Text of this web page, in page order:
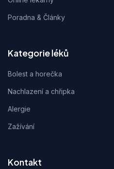
Poradna & Články
Kategorie léků
Bolest a horečka
Nachlazení a chřipka
Alergie
Zažívání
Kontakt